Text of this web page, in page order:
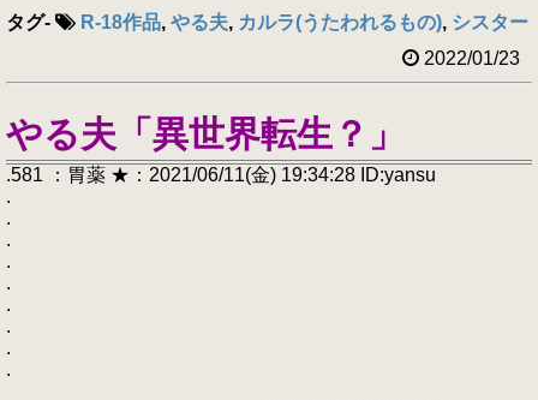
タグ- R-18作品, やる夫, カルラ(うたわれるもの), シスター
2022/01/23
やる夫「異世界転生？」
.581 ：胃薬 ★：2021/06/11(金) 19:34:28 ID:yansu
.
.
.
.
.
.
.
.
.